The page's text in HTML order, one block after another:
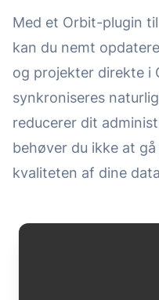
Med et Orbit-plugin
kan du nemt
og projekter direkte i
synkroniseres
reducerer dit
behøver du ikke at
kvaliteten af dine